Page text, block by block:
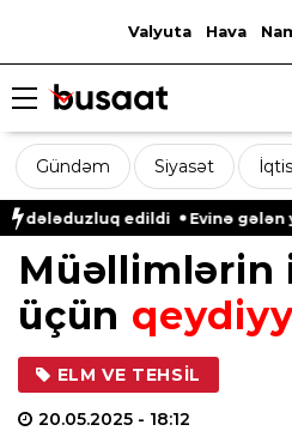
Valyuta Hava
Gündəm Siyasət
edildi Evinə gələn yol
Müəllimlərin
üçün
ELM VE TEHSIL
20.05.2025 - 18:12